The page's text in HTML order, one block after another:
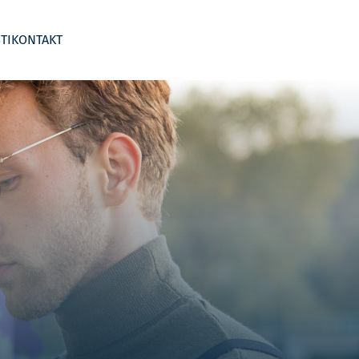
Kontroling po djelatnostima
Business Wargame
KONTAKT